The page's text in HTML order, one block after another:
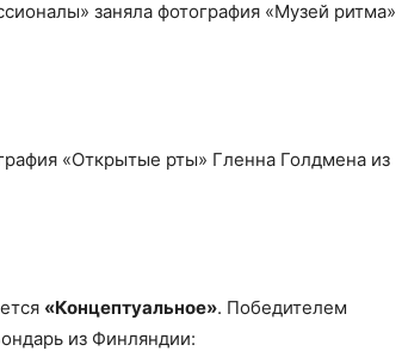
заняла фотография «Музей ритма»
«Открытые рты» Гленна Голдмена из
«Концептуальное». Победителем
из Финляндии: